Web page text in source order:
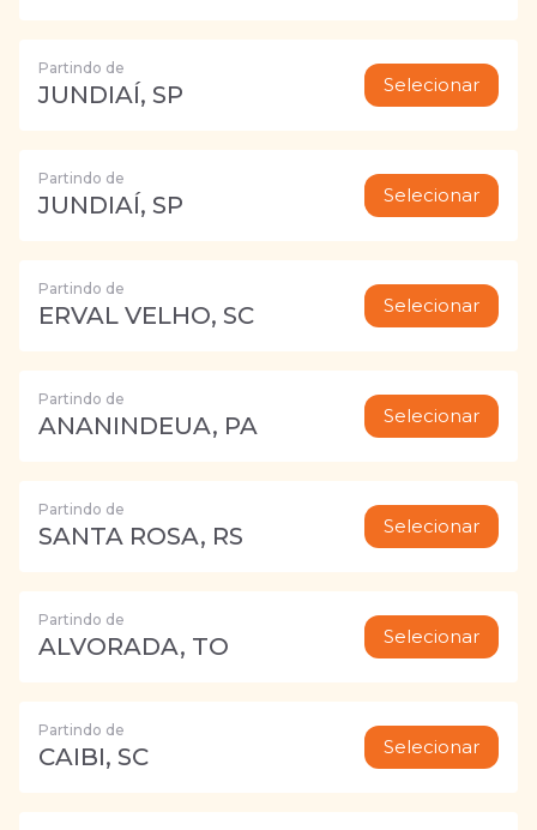
Partindo de
JUNDIAÍ, SP Selecionar
Partindo de
JUNDIAÍ, SP Selecionar
Partindo de
ERVAL VELHO, SC Selecionar
Partindo de
ANANINDEUA, PA Selecionar
Partindo de
SANTA ROSA, RS Selecionar
Partindo de
ALVORADA, TO Selecionar
Partindo de
CAIBI, SC Selecionar